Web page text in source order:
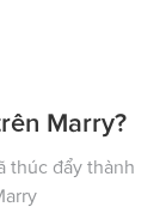
Cà Mau
Đăk Nông
Đồng Nai
Gia Lai
Marry?
thúc đẩy thành